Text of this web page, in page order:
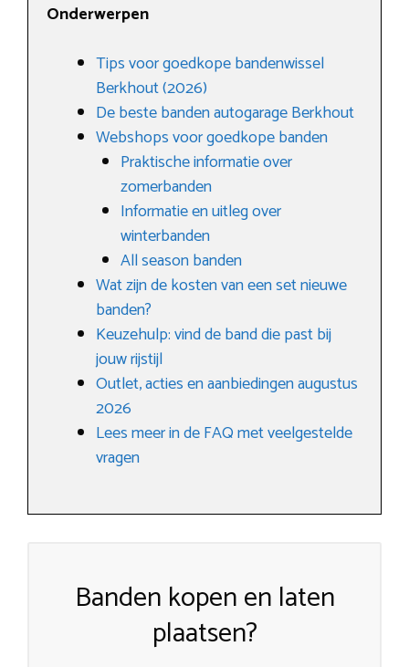
Onderwerpen
Tips voor goedkope bandenwissel
Berkhout (2026)
De beste banden autogarage Berkhout
Webshops voor goedkope banden
Praktische informatie over
zomerbanden
Informatie en uitleg over
winterbanden
All season banden
Wat zijn de kosten van een set nieuwe
banden?
Keuzehulp: vind de band die past bij
jouw rijstijl
Outlet, acties en aanbiedingen augustus
2026
Lees meer in de FAQ met veelgestelde
vragen
Banden kopen en laten
plaatsen?